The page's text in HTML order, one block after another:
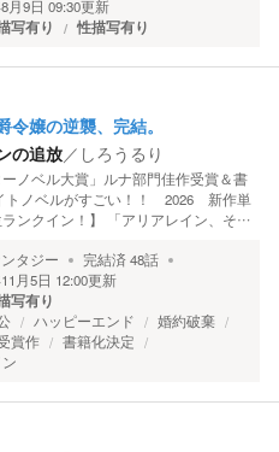
月9日 09:30更新
写有り 性描写有り
令嬢の逆襲、完結。
の追放／ しろうるり
ーノベル大賞」ルナ部門佳作受賞＆書
トノベルがすごい！！ 2026 新作単
ンクイン！】 「アリアレイン、そ…
タジー 完結済48話
月5日 12:00更新
写有り
ハッピーエンド
婚約破棄
賞作
書籍化決定